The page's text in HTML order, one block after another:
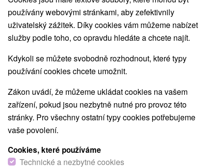
Obce a města
Levoča(1) Prešov(1)
VŠECHNY NEJLEVNĚJŠÍ
používány webovými stránkami, aby zefektivnily
uživatelský zážitek. Díky cookies vám můžeme nabízet
služby podle toho, co opravdu hledáte a chcete najít.
Kdykoli se můžete svobodně rozhodnout, které typy
používání cookies chcete umožnit.
Zákon uvádí, že můžeme ukládat cookies na vašem
zařízení, pokud jsou nezbytně nutné pro provoz této
stránky. Pro všechny ostatní typy cookies potřebujeme
vaše povolení.
Cookies, které používáme
Technické a nezbytné cookies